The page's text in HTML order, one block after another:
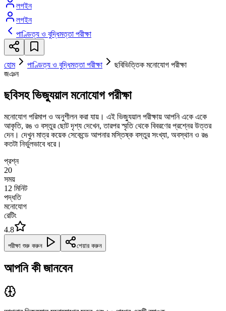
লগইন
লগইন
পাণ্ডিত্য ও বুদ্ধিমত্তা পরীক্ষা
হোম পাণ্ডিত্য ও বুদ্ধিমত্তা পরীক্ষা
ছবিভিত্তিক মনোযোগ পরীক্ষা
জঞন
ছবিসহ ভিজ্যুয়াল মনোযোগ পরীক্ষা
মনোযোগ পরিমাপ ও অনুশীলন করা যায়। এই ভিজ্যুয়াল পরীক্ষায় আপনি একে একে
আকৃতি, রঙ ও বস্তুর ছোট দৃশ্য দেখেন, তারপর স্মৃতি থেকে বিবরণের প্রশ্নের উত্তর
দেন। দেখুন মাত্র কয়েক সেকেন্ডে আপনার মস্তিষ্ক বস্তুর সংখ্যা, অবস্থান ও রঙ
কতটা নির্ভুলভাবে ধরে।
প্রশ্ন
20
সময়
12 মিনিট
পদ্ধতি
মনোযোগ
রেটিং
4.8
পরীক্ষা শুরু করুন শেয়ার করুন
আপনি কী জানবেন